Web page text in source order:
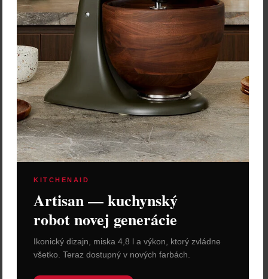
Cena: 32,97 €s DPH
Skladom 4 ks
Vložiť do košíka
KITCHENAID
Artisan — kuchynský
robot novej generácie
Ikonický dizajn, miska 4,8 l a výkon, ktorý zvládne
všetko. Teraz dostupný v nových farbách.